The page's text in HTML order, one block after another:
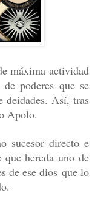
máxima actividad
poderes que se
deidades. Así, tras
Apolo.
sucesor directo e
hereda uno de
de ese dios que lo